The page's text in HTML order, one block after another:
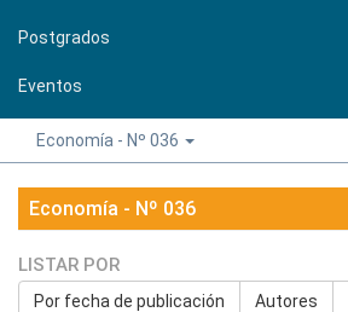
Postgrados
Eventos
Economía - Nº 036
Economía - Nº 036
LISTAR POR
Por fecha de publicación Autores